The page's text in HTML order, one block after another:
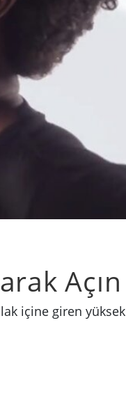
Açın
içine giren yüksek